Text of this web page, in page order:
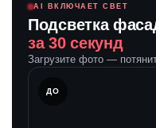
AI ВКЛЮЧАЕТ СВЕТ
Подсветка
за 30 секунд
Загрузите фото —
ДО